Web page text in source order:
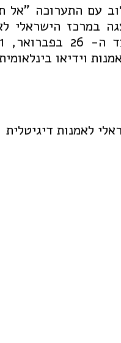
עם התערוכה "אל
במרכז הישראלי
וידיאו
לאמנות דיגיטלית